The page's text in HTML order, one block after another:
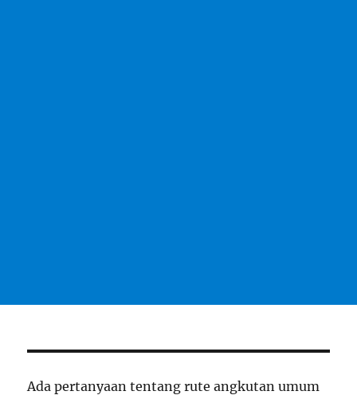
Ada pertanyaan tentang rute angkutan umum